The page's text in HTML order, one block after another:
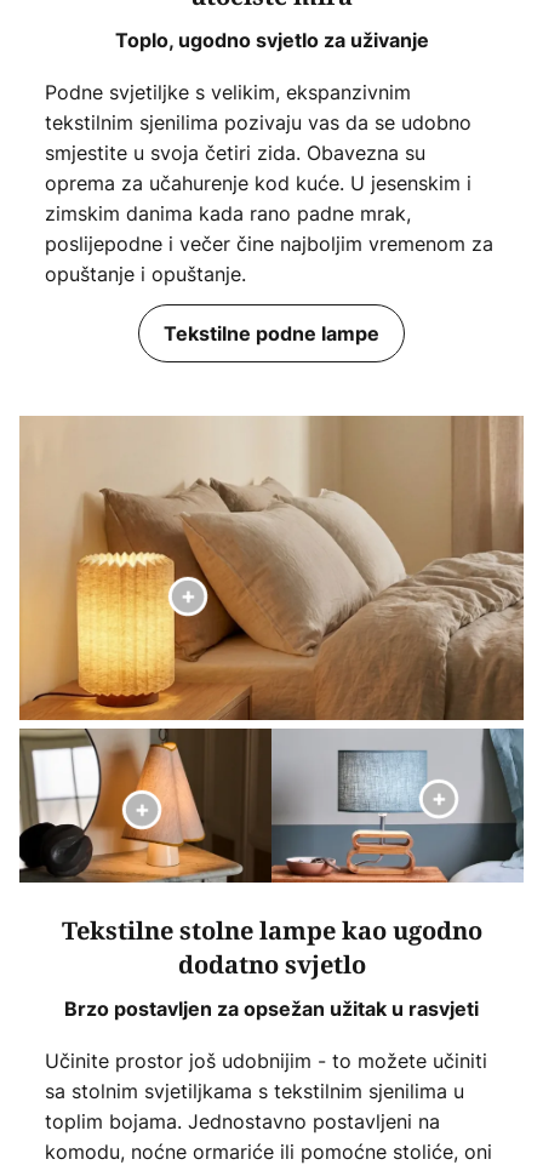
Toplo, ugodno svjetlo za uživanje
Podne svjetiljke s velikim, ekspanzivnim
tekstilnim sjenilima pozivaju vas da se udobno
smjestite u svoja četiri zida. Obavezna su
oprema za učahurenje kod kuće. U jesenskim i
zimskim danima kada rano padne mrak,
poslijepodne i večer čine najboljim vremenom za
opuštanje i opuštanje.
Tekstilne podne lampe
Tekstilne stolne lampe kao ugodno
dodatno svjetlo
Brzo postavljen za opsežan užitak u rasvjeti
Učinite prostor još udobnijim - to možete učiniti
sa stolnim svjetiljkama s tekstilnim sjenilima u
toplim bojama. Jednostavno postavljeni na
komodu, noćne ormariće ili pomoćne stoliće, oni